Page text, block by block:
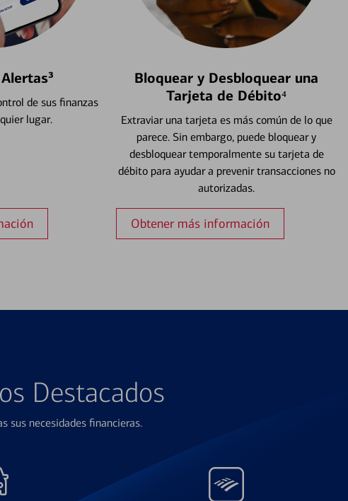
de sus finanzas
lugar.
Bloquear y Desbloquear una
Tarjeta de Débito⁴
Extraviar una tarjeta es más común de lo que
parece. Sin embargo, puede bloquear y
desbloquear temporalmente su tarjeta de
débito para ayudar a prevenir transacciones no
autorizadas.
Obtener más información
Destacados
sus necesidades financieras.